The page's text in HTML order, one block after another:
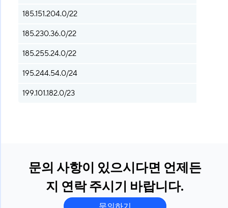
185.151.204.0/22
185.230.36.0/22
185.255.24.0/22
195.244.54.0/24
199.101.182.0/23
문의 사항이 있으시다면 언제든
지 연락 주시기 바랍니다.